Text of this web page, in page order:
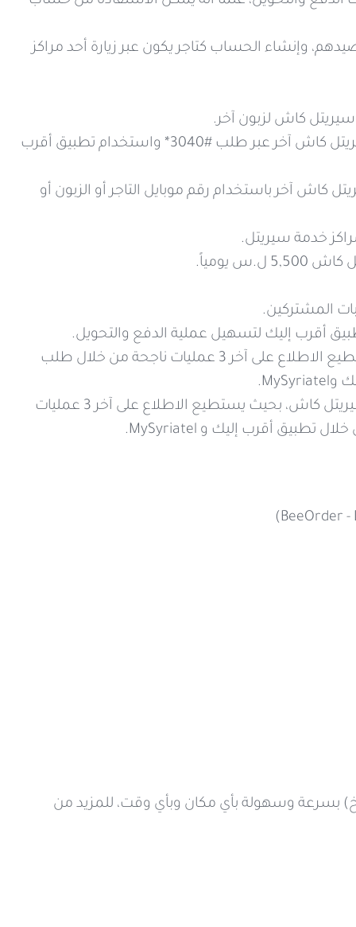
المدفوعة لرصيدهم، وإنشاء الحساب كتاجر يكون عبر زيارة أحد مراكز
كاش لزبون آخر.
سيتمكن الزبون من الدفع الإلكتروني للتاجر أو تحويل رصيد إلى حساب سيريتل كاش آخر عبر طلب #3040* واستخدام تطبيق أقرب
كاش آخر باستخدام رقم موبايل التاجر أو الزبون أو
خدمة سيريتل.
يومياً.
المشتركين.
يمكن للزبون الاطلاع على عمليات التحويل والدفع التي قام بها، بحيث يستطيع الاطلاع على آخر 3 عمليات ناجحة من خلال طلب
يمكن للتاجر الاطلاع على عمليات المدفوعات التي استلمها على حسابه سيريتل كاش، بحيث يستطيع الاطلاع على آخر 3 عمليات
إلخ) بسرعة وسهولة بأي مكان وبأي وقت، للمزيد من